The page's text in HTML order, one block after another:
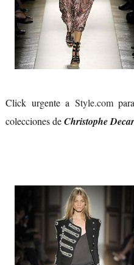
Click urgente a Style.com
colecciones deChristophe